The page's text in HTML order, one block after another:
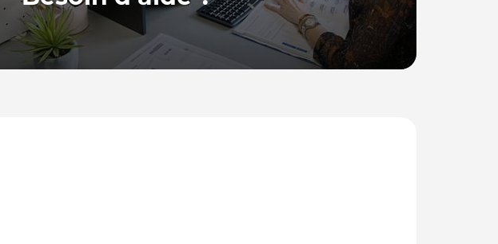
Notre équipe, basée en France, se tient à votre disposition pour
répondre à vos questions